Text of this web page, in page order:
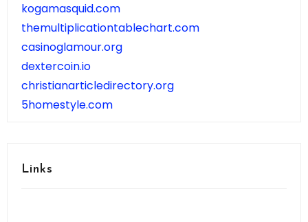
kogamasquid.com
themultiplicationtablechart.com
casinoglamour.org
dextercoin.io
christianarticledirectory.org
5homestyle.com
Links